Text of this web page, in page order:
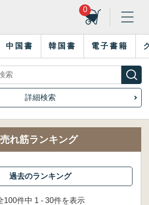
0
中国書 韓国書 電子書籍
詳細検索
れ筋ランキング
100件中 1 - 30件を表示